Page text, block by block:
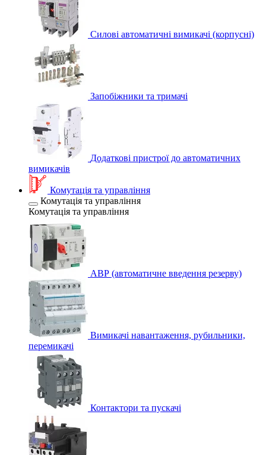
Силові автоматичні вимикачі (корпусні)
Запобіжники та тримачі
Додаткові пристрої до автоматичних
вимикачів
Комутація та управління
Комутація та управління
Комутація та управління
АВР (автоматичне введення резерву)
Вимикачі навантаження, рубильники,
перемикачі
Контактори та пускачі